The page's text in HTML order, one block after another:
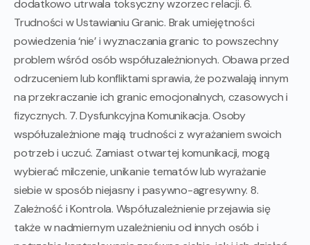
dodatkowo utrwala toksyczny wzorzec relacji. 6.
Trudności w Ustawianiu Granic. Brak umiejętności
powiedzenia ‘nie’ i wyznaczania granic to powszechny
problem wśród osób współuzależnionych. Obawa przed
odrzuceniem lub konfliktami sprawia, że pozwalają innym
na przekraczanie ich granic emocjonalnych, czasowych i
fizycznych. 7. Dysfunkcyjna Komunikacja. Osoby
współuzależnione mają trudności z wyrażaniem swoich
potrzeb i uczuć. Zamiast otwartej komunikacji, mogą
wybierać milczenie, unikanie tematów lub wyrażanie
siebie w sposób niejasny i pasywno-agresywny. 8.
Zależność i Kontrola. Współuzależnienie przejawia się
także w nadmiernym uzależnieniu od innych osób i